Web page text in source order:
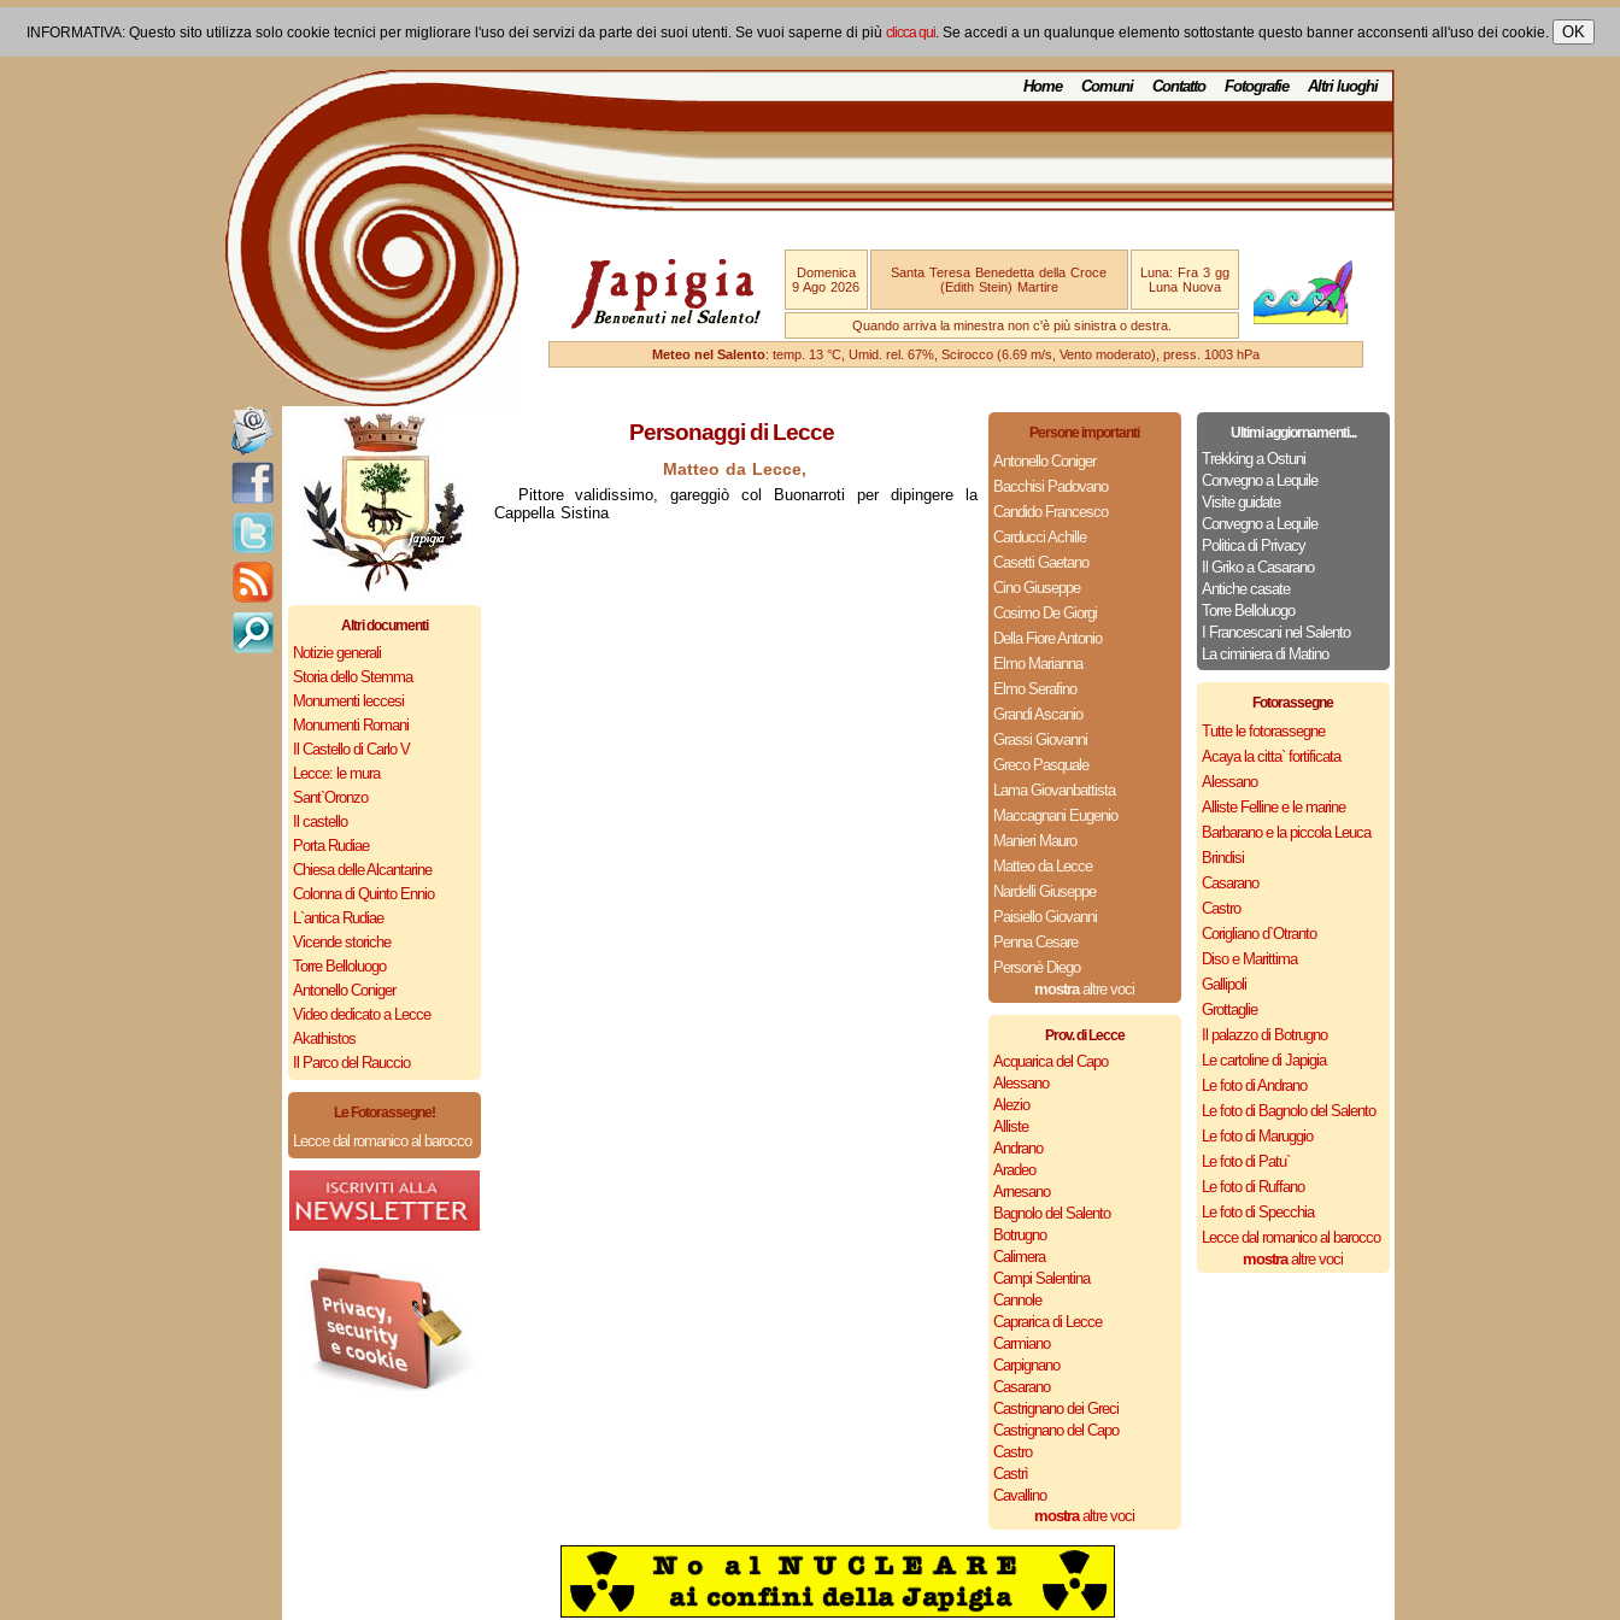
INFORMATIVA: Questo sito utilizza solo cookie tecnici per migliorare l'uso dei servizi da parte dei suoi utenti. Se vuoi saperne di più clicca qui. Se accedi a un qualunque elemento sottostante questo banner acconsenti all'uso dei cookie.
Home Comuni Contatto Fotografie Altri luoghi
Domenica
9 Ago 2026
Santa Teresa Benedetta della Croce
(Edith Stein) Martire
Luna: Fra 3 gg
Luna Nuova
Quando arriva la minestra non c'è più sinistra o destra.
Meteo nel Salento: temp. 13 °C, Umid. rel. 67%, Scirocco (6.69 m/s, Vento moderato), press. 1003 hPa
Altri documenti
Notizie generali
Storia dello Stemma
Monumenti leccesi
Monumenti Romani
Il Castello di Carlo V
Lecce: le mura
Sant`Oronzo
Il castello
Porta Rudiae
Chiesa delle Alcantarine
Colonna di Quinto Ennio
L`antica Rudiae
Vicende storiche
Torre Belloluogo
Antonello Coniger
Video dedicato a Lecce
Akathistos
Il Parco del Rauccio
Le Fotorassegne!
Lecce dal romanico al barocco
Persone importanti
Antonello Coniger
Bacchisi Padovano
Candido Francesco
Carducci Achille
Casetti Gaetano
Cino Giuseppe
Cosimo De Giorgi
Della Fiore Antonio
Elmo Marianna
Elmo Serafino
Grandi Ascanio
Grassi Giovanni
Greco Pasquale
Lama Giovanbattista
Maccagnani Eugenio
Manieri Mauro
Matteo da Lecce
Nardelli Giuseppe
Paisiello Giovanni
Penna Cesare
Personè Diego
mostraaltre voci
Prov. di Lecce
Acquarica del Capo
Alessano
Alezio
Alliste
Andrano
Aradeo
Arnesano
Bagnolo del Salento
Botrugno
Calimera
Campi Salentina
Cannole
Caprarica di Lecce
Carmiano
Carpignano
Casarano
Castrignano dei Greci
Castrignano del Capo
Castro
Castrì
Cavallino
mostraaltre voci
Personaggi di Lecce
Matteo da Lecce,
Pittore validissimo, gareggiò col Buonarroti per dipingere la
Cappella Sistina
Ultimi aggiornamenti...
Trekking a Ostuni
Convegno a Lequile
Visite guidate
Convegno a Lequile
Politica di Privacy
Il Griko a Casarano
Antiche casate
Torre Belloluogo
I Francescani nel Salento
La ciminiera di Matino
Fotorassegne
Tutte le fotorassegne
Acaya la citta` fortificata
Alessano
Alliste Felline e le marine
Barbarano e la piccola Leuca
Brindisi
Casarano
Castro
Corigliano d`Otranto
Diso e Marittima
Gallipoli
Grottaglie
Il palazzo di Botrugno
Le cartoline di Japigia
Le foto di Andrano
Le foto di Bagnolo del Salento
Le foto di Maruggio
Le foto di Patu`
Le foto di Ruffano
Le foto di Specchia
Lecce dal romanico al barocco
mostraaltre voci